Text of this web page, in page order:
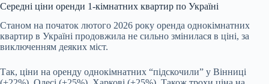
Середні ціни оренди 1-кімнатних квартир по Україні
Станом на початок лютого 2026 року оренда однокімнатних
квартир в Україні продовжила не сильно змінилася в ціні, за
виключенням деяких міст.
Так, ціни на оренду однокімнатних “підскочили” у Вінниці